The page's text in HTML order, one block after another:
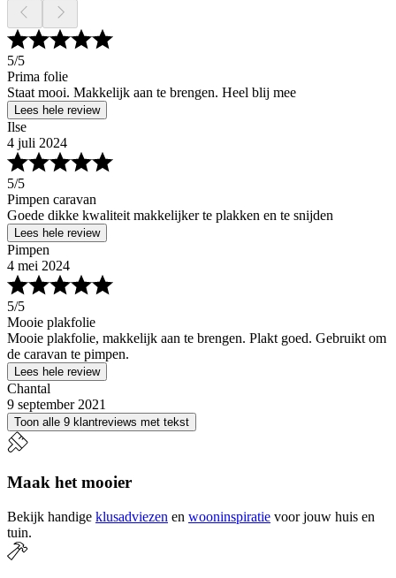
5/5
Prima folie
Staat mooi. Makkelijk aan te brengen. Heel blij mee
Lees hele review
Ilse
4 juli 2024
5/5
Pimpen caravan
Goede dikke kwaliteit makkelijker te plakken en te snijden
Lees hele review
Pimpen
4 mei 2024
5/5
Mooie plakfolie
Mooie plakfolie, makkelijk aan te brengen. Plakt goed. Gebruikt om
de caravan te pimpen.
Lees hele review
Chantal
9 september 2021
Toon alle 9 klantreviews met tekst
Maak het mooier
Bekijk handige klusadviezen en wooninspiratie voor jouw huis en
tuin.